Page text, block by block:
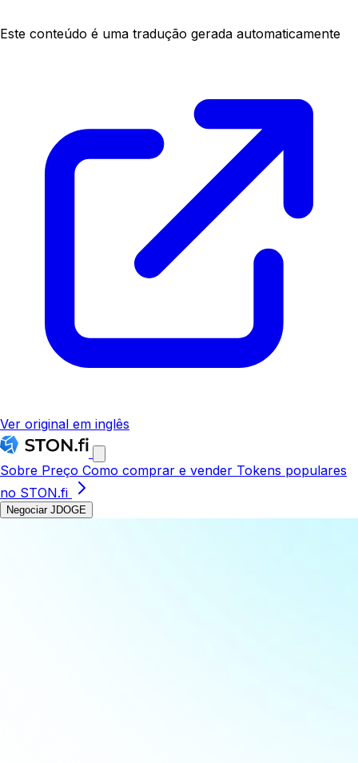
Este conteúdo é uma tradução gerada automaticamente
Ver original em inglês
Sobre Preço Como comprar e vender Tokens populares
no STON.fi
Negociar JDOGE